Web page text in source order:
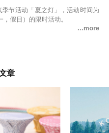
节活动「夏之灯」，活动时间为
假日）的限时活动。
章